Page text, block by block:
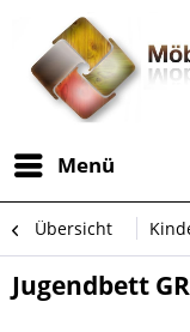
Menü
Übersicht
Jugendbett